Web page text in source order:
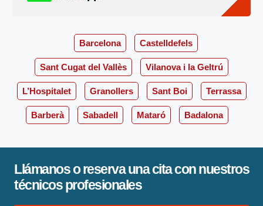
Barcelona Castelldefels
Sant Cugat del Vallès Vilanova i la Geltrú
L’Hospitalet Granollers Sant Boi Terrassa
Barberà Sabadell Mataró Badalona
Llámanos o reserva una cita con nuestros
técnicos profesionales